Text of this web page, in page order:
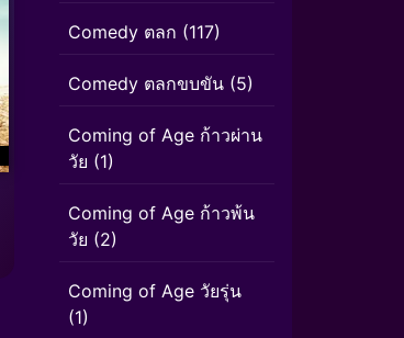
Comedy ตลก (117)
Comedy ตลกขบขัน (5)
Coming of Age ก้าวผ่าน
วัย (1)
Coming of Age ก้าวพ้น
วัย (2)
Coming of Age วัยรุ่น
(1)